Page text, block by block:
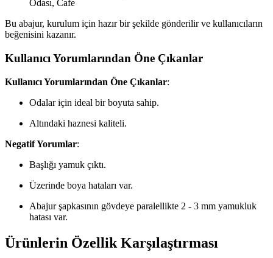
Odası, Cafe
Bu abajur, kurulum için hazır bir şekilde gönderilir ve kullanıcıların
beğenisini kazanır.
Kullanıcı Yorumlarından Öne Çıkanlar
Kullanıcı Yorumlarından Öne Çıkanlar:
Odalar için ideal bir boyuta sahip.
Altındaki haznesi kaliteli.
Negatif Yorumlar:
Başlığı yamuk çıktı.
Üzerinde boya hataları var.
Abajur şapkasının gövdeye paralellikte 2 - 3 mm yamukluk
hatası var.
Ürünlerin Özellik Karşılaştırması